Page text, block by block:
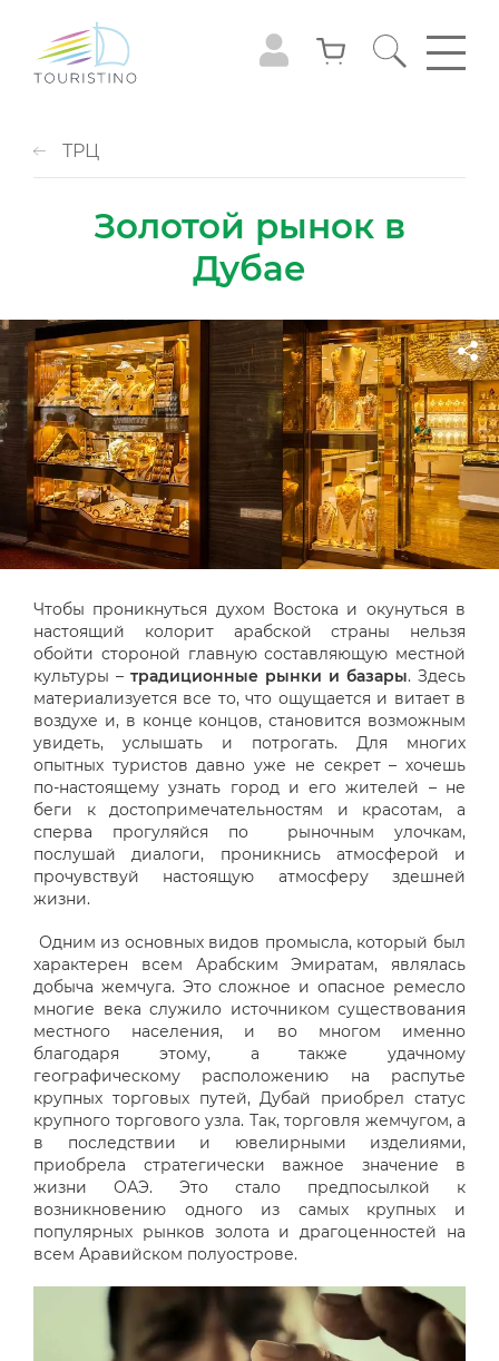
ТРЦ
Золотой рынок в
Дубае
Чтобы проникнуться духом Востока и окунуться в
настоящий колорит арабской страны нельзя
обойти стороной главную составляющую местной
культуры – традиционные рынки и базары. Здесь
материализуется все то, что ощущается и витает в
воздухе и, в конце концов, становится возможным
увидеть, услышать и потрогать. Для многих
опытных туристов давно уже не секрет – хочешь
по-настоящему узнать город и его жителей – не
беги к достопримечательностям и красотам, а
сперва прогуляйся по рыночным улочкам,
послушай диалоги, проникнись атмосферой и
прочувствуй настоящую атмосферу здешней
жизни.
Одним из основных видов промысла, который был
характерен всем Арабским Эмиратам, являлась
добыча жемчуга. Это сложное и опасное ремесло
многие века служило источником существования
местного населения, и во многом именно
благодаря этому, а также удачному
географическому расположению на распутье
крупных торговых путей, Дубай приобрел статус
крупного торгового узла. Так, торговля жемчугом, а
в последствии и ювелирными изделиями,
приобрела стратегически важное значение в
жизни ОАЭ. Это стало предпосылкой к
возникновению одного из самых крупных и
популярных рынков золота и драгоценностей на
всем Аравийском полуострове.